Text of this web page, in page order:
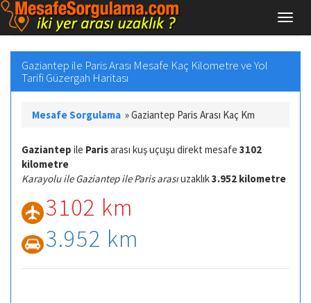
Gaziantep ile Paris Arası Mesafe Kaç Kilometre ve Yol
Tarifi Güzergah Haritası
Mesafe Sorgulama »Gaziantep Paris Arası Kaç Km
Gaziantep ile Parisarası kuş uçuşu direkt mesafe 3102
kilometre
Karayolu ile Gaziantep ile Paris arasıuzaklık3.952 kilometre
3102 km
3.952 km